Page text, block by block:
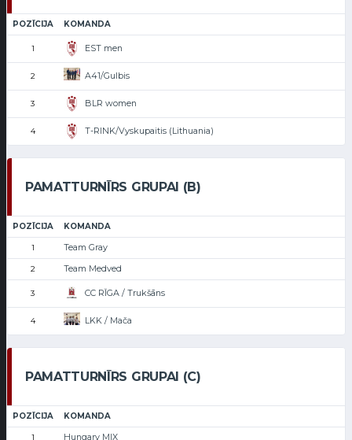
POZĪCIJA KOMANDA
1 EST men
2 A41/Gulbis
3 BLR women
4 T-RINK/Vyskupaitis (Lithuania)
PAMATTURNĪRS GRUPAI (B)
POZĪCIJA KOMANDA
1 Team Gray
2 Team Medved
3 CC RĪGA / Trukšāns
4 LKK / Mača
PAMATTURNĪRS GRUPAI (C)
POZĪCIJA KOMANDA
1 Hungary MIX